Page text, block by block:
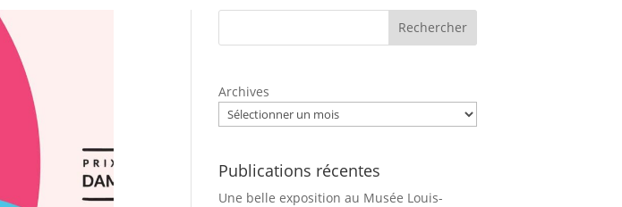
Rechercher
Archives
Publications récentes
Une belle exposition au Musée Louis-